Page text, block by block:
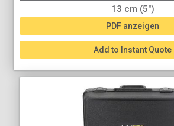
13 cm (5")
PDF anzeigen
Add to Instant Quote